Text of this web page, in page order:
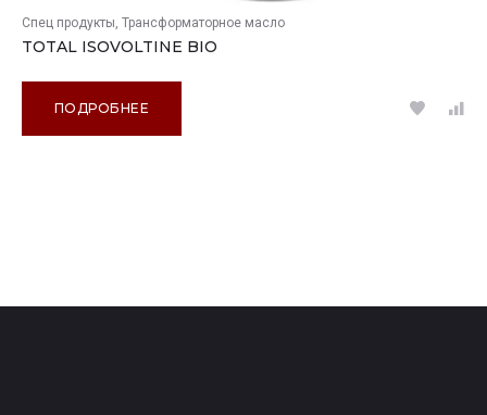
Спец продукты Трансформаторное масло
TOTAL ISOVOLTINE BIO
ПОДРОБНЕЕ